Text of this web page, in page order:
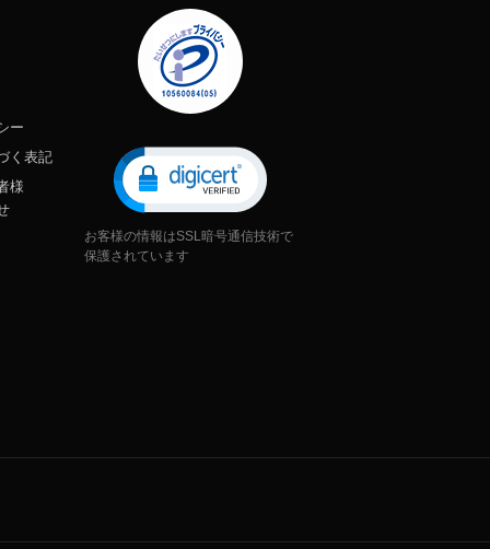
ー
く表記
様
お客様の情報はSSL暗号通信技術で
保護されています